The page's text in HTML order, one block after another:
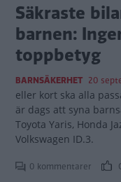
Säkraste
barnen:
toppbetyg
BARNSÄKERHET 20
eller kort ska alla
är dags att syna
Toyota Yaris, Honda
Volkswagen ID.3.
0 kommentarer